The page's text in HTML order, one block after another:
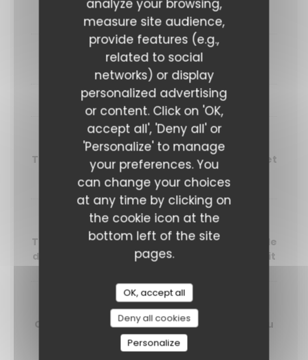
analyze your browsing,
measure site audience,
provide features (e.g.,
related to social
networks) or display
personalized advertising
or content. Click on 'OK,
accept all', 'Deny all' or
'Personalize' to manage
your preferences. You
can change your choices
at any time by clicking on
the cookie icon at the
bottom left of the site
pages.
OK, accept all
Deny all cookies
Personalize
et harissa à la fraise
Betterave, shiso et riz vinaigré aux algues
PLATS
Échine de porc
Tomates cerises rôties, freekeh aux herbes et
jus de viande
Poisson du jour
Tapenade noire, mini courgette grillée, salade
d’herbes et sauce vierge tomate citron confit
Aubergine marinée
Œuf mollet, riz noir, pickles et mayonnaise au
wasabi